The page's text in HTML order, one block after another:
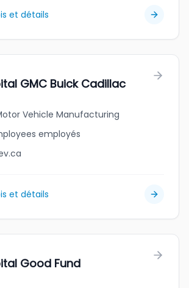
et détails
GMC Buick Cadillac
Vehicle Manufacturing
employés
et détails
Good Fund